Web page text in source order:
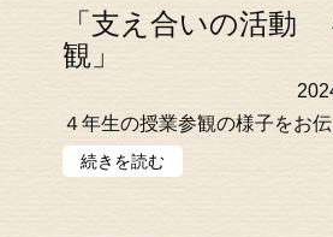
「支え合いの活動
観」
４年生の授業参観の様子をお伝
続きを読む